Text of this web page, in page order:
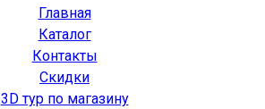
Главная
Каталог
Контакты
Скидки
3D тур по магазину